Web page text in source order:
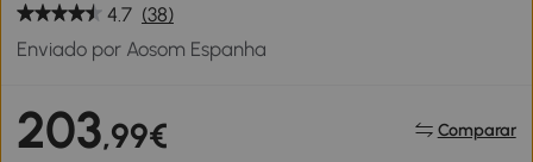
4.7 (38)
Enviado por Aosom Espanha
203,99€ Comparar